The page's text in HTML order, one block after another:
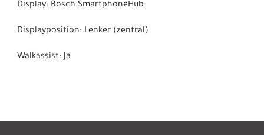
Display: Bosch SmartphoneHub
Displayposition: Lenker (zentral)
Walkassist: Ja